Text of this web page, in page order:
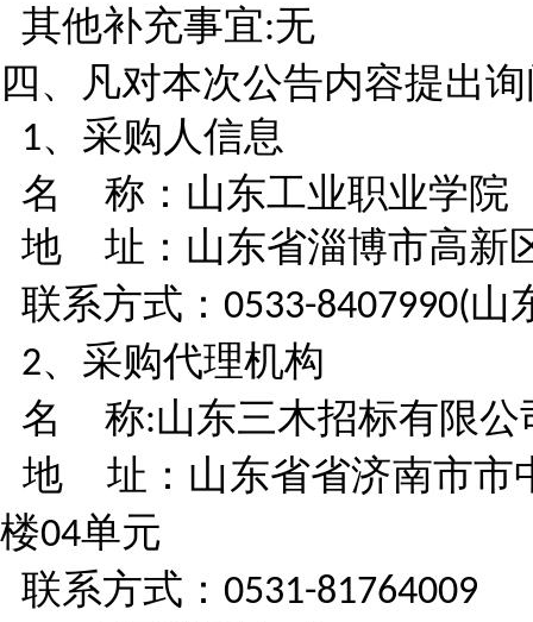
其他补充事宜:无
四、凡对本次公告内容提出
1、采购人信息
名
称：山东工业职业学院
地
址：山东省淄博市高新
联系方式： 0533-8407990(山
2、采购代理机构
名
称:山东三木招标有限公
地
址：山东省省济南市市
楼04单元
联系方式： 0531-81764009